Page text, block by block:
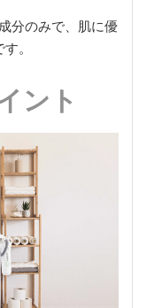
分のみで、肌に優
。
ント